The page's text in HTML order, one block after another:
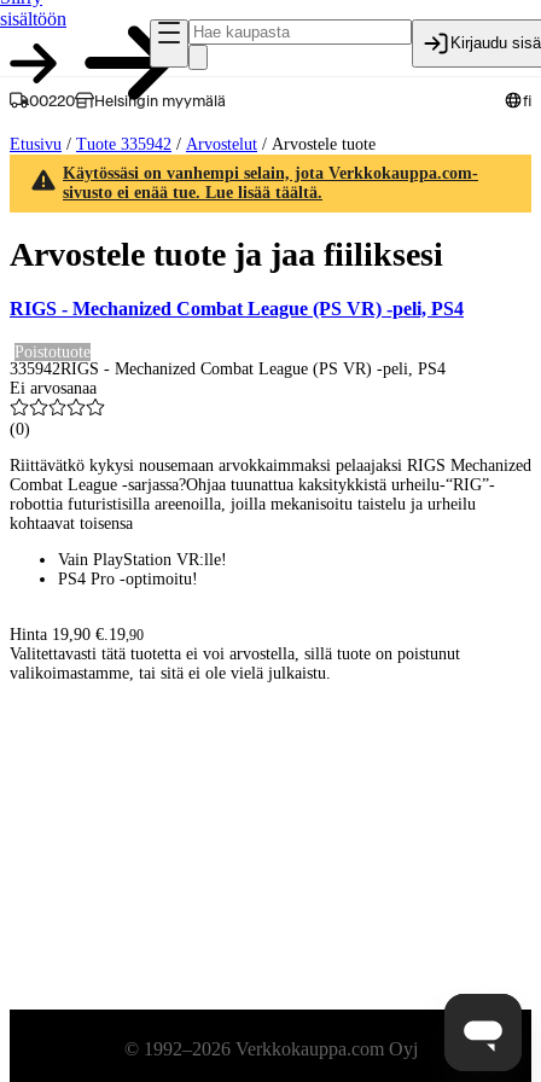
sisältöön
Kirjaudu
00220 Helsingin myymälä fi
Etusivu / Tuote 335942 / Arvostelut / Arvostele tuote
Käytössäsi on vanhempi selain, jota Verkkokauppa.com-
sivusto ei enää tue. Lue lisää täältä.
Arvostele tuote ja jaa fiiliksesi
RIGS - Mechanized Combat League (PS VR) -peli, PS4
Poistotuote
335942RIGS - Mechanized Combat League (PS VR) -peli, PS4
Ei arvosanaa
(0)
Riittävätkö kykysi nousemaan arvokkaimmaksi pelaajaksi RIGS Mechanized
Combat League -sarjassa?Ohjaa tuunattua kaksitykkistä urheilu-“RIG”-
robottia futuristisilla areenoilla, joilla mekanisoitu taistelu ja urheilu
kohtaavat toisensa
Vain PlayStation VR:lle!
PS4 Pro -optimoitu!
Hinta 19,90 €. 19,90
Valitettavasti tätä tuotetta ei voi arvostella, sillä tuote on poistunut
valikoimastamme, tai sitä ei ole vielä julkaistu.
Alatunniste© 1992–2026 Verkkokauppa.com Oyj